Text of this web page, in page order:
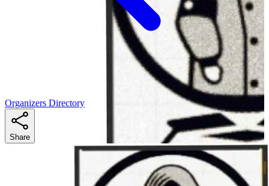
Organizers Directory
Share